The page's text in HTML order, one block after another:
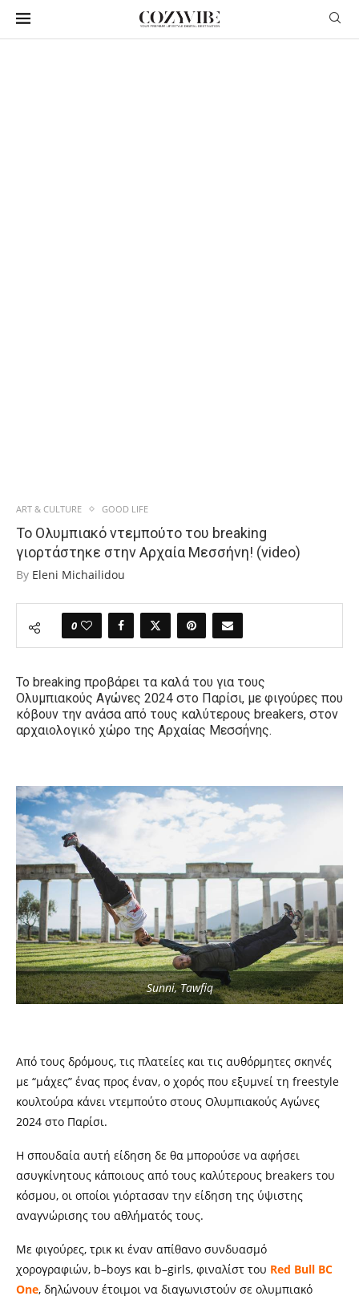
ART & CULTURE GOOD LIFE
Το Ολυμπιακό ντεμπούτο του breaking
γιορτάστηκε στην Αρχαία Μεσσήνη! (video)
By Eleni Michailidou
0
Το breaking προβάρει τα καλά του για τους
Ολυμπιακούς Αγώνες 2024 στο Παρίσι, με φιγούρες που
κόβουν την ανάσα από τους καλύτερους breakers, στον
αρχαιολογικό χώρο της Αρχαίας Μεσσήνης.
Sunni, Tawfiq
Από τους δρόμους, τις πλατείες και τις αυθόρμητες σκηνές
με “μάχες” ένας προς έναν, o χορός που εξυμνεί τη freestyle
κουλτούρα κάνει ντεμπούτο στους Ολυμπιακούς Αγώνες
2024 στο Παρίσι.
Η σπουδαία αυτή είδηση δε θα μπορούσε να αφήσει
ασυγκίνητους κάποιους από τους καλύτερους breakers του
κόσμου, οι οποίοι γιόρτασαν την είδηση της ύψιστης
αναγνώρισης του αθλήματός τους.
Με φιγούρες, τρικ κι έναν απίθανο συνδυασμό
χορογραφιών, b–boys και b–girls, φιναλίστ του Red Bull BC
One, δηλώνουν έτοιμοι να διαγωνιστούν σε ολυμπιακό